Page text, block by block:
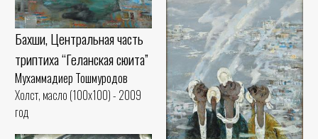
Бахши, Центральная часть
триптиха “Геланская сюита”
Мухаммадиер Тошмуродов
Холст, масло (100x100) - 2009
год